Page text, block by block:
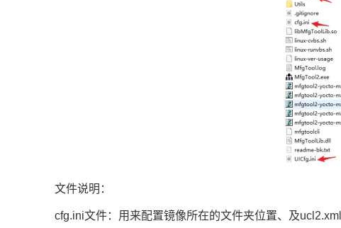
文件说明：
cfg.ini文件：用来配置镜像所在的文件夹位置、及